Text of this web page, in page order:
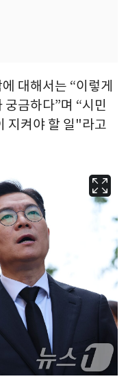
대해서는 “이렇게
금하다”며 “시민
지켜야 할 일"라고